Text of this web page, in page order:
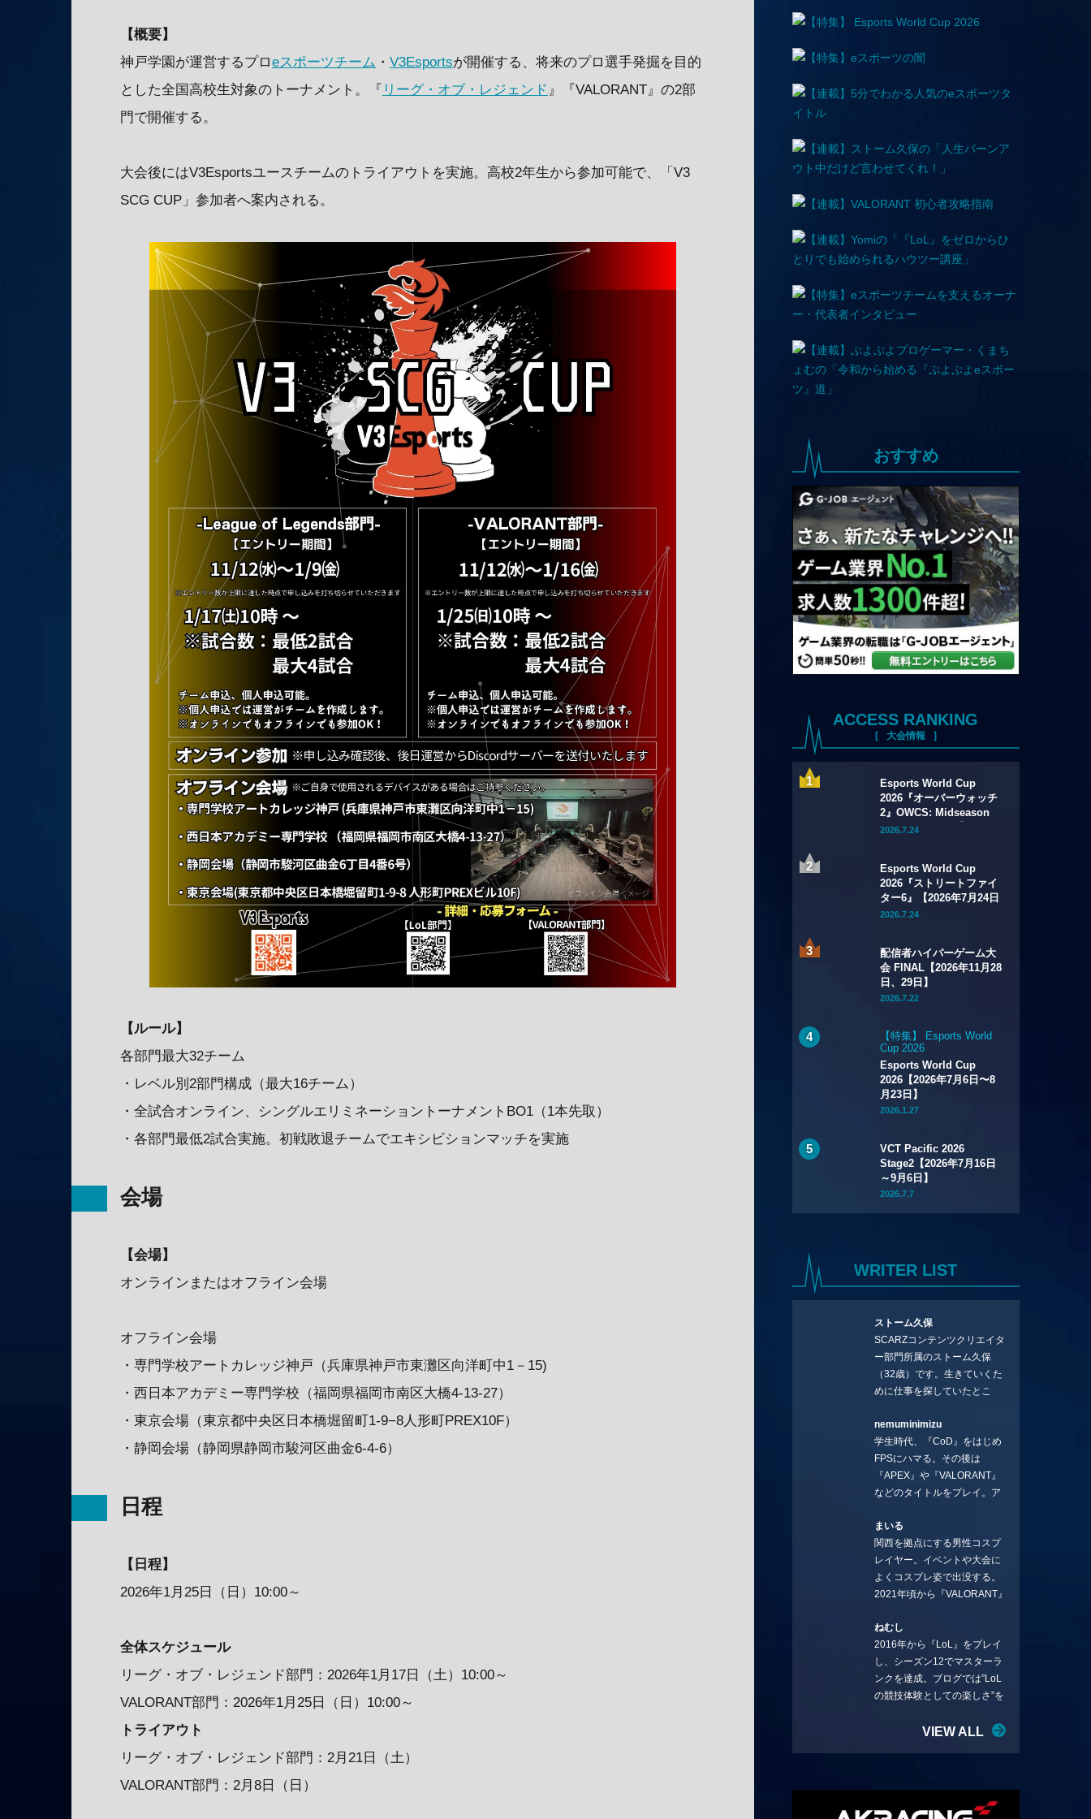
【概要】
神戸学園が運営するプロeスポーツチーム ・ V3Esportsが開催する、将来のプロ選手発掘を目的
とした全国高校生対象のトーナメント。『 リーグ・オブ・レジェンド 』『VALORANT』の2部
門で開催する。
大会後にはV3Esportsユースチームのトライアウトを実施。高校2年生から参加可能で、「V3
SCG CUP」参加者へ案内される。
【ルール】
各部門最大32チーム
・レベル別2部門構成（最大16チーム）
・全試合オンライン、シングルエリミネーショントーナメントBO1（1本先取）
・各部門最低2試合実施。初戦敗退チームでエキシビションマッチを実施
会場
【会場】
オンラインまたはオフライン会場
オフライン会場
・専門学校アートカレッジ神戸（兵庫県神戸市東灘区向洋町中1－15)
・西日本アカデミー専門学校（福岡県福岡市南区大橋4-13-27）
・東京会場（東京都中央区日本橋堀留町1-9−8人形町PREX10F）
・静岡会場（静岡県静岡市駿河区曲金6-4-6）
日程
【日程】
2026年1月25日（日）10:00～
全体スケジュール
リーグ・オブ・レジェンド部門：2026年1月17日（土）10:00～
VALORANT部門：2026年1月25日（日）10:00～
トライアウト
リーグ・オブ・レジェンド部門：2月21日（土）
VALORANT部門：2月8日（日）
おすすめ
ACCESS RANKING
大会情報
Esports World Cup
2026『オーバーウォッチ
2』OWCS: Midseason
Championship【2026年
2026.7.24
Esports World Cup
2026『ストリートファイ
ター6』【2026年7月24日
～8月1日】
2026.7.24
配信者ハイパーゲーム大
会 FINAL【2026年11月28
日、29日】
2026.7.22
【特集】 Esports World
Cup 2026
Esports World Cup
2026【2026年7月6日〜8
月23日】
2026.1.27
VCT Pacific 2026
Stage2【2026年7月16日
～9月6日】
2026.7.7
WRITER LIST
ストーム久保
SCARZコンテンツクリエイタ
ー部門所属のストーム久保
（32歳）です。生きていくた
めに仕事を探していたとこ
コラムを連載させてもらえる
ことになりました。言いたい
ことを言っていきます。X：
https://x.com/stormKUBO
YouTube：
rmKUBO
nemuminimizu
学生時代、『CoD』をはじめ
FPSにハマる。その後は
『APEX』や『VALORANT』
などのタイトルをプレイ。ア
BGMなどを手掛ける作曲家と
フリーランスのライターの二
足の草鞋を履いて幅広く活動
中。無類のラーメン好き！
Twitter:@ongakucas
まいる
関西を拠点にする男性コスプ
レイヤー。イベントや大会に
よくコスプレ姿で出没する。
2021年頃から『VALORANT』
続ける。現在の推しチームは
「CREST GAMING」。X：
@mlunias（Photo by
Subaru.F.）
ねむし
2016年から『LoL』をプレイ
し、シーズン12でマスターラ
ンクを達成。ブログでは”LoL
の競技体験としての楽しさ”を
リーを愛し、元ADCメイン
VIEW ALL